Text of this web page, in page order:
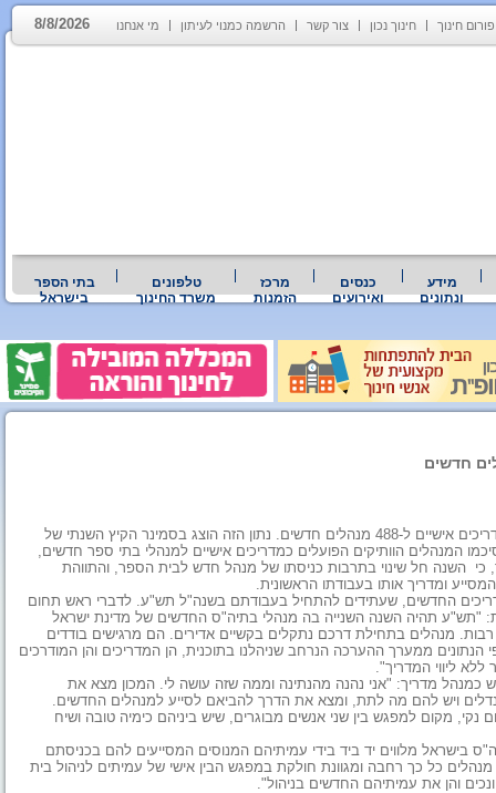
פורום חינוך חינוך נכון צור קשר הרשמה כמנוי לעיתון מי אנחנו 8/8/2026
מידע
ונתונים
כנסים
ואירועים
מרכז
הזמנות
טלפונים
משרד החינוך
בתי הספר
בישראל
287 מנהלי בתי"ס ותיקים ישמשו בשנת הלימודים הבאה, תש"ע, כמדריכים אישיים ל-488 מנהלים חדשים. נתון הזה הוצג בסמינר הקיץ השנתי של
המנהלים הוותיקים הפועלים כמדריכים אישיים למנהלי בתי ספר חדשים,
השנה חל שינוי בתרבות כניסתו של מנהל חדש לבית הספר, והתווהת
ומדריך אותו בעבודתו הראשונית.
החדשים, שעתידים להתחיל בעבודתם בשנה"ל תש"ע. לדברי ראש תחום
"תש"ע תהיה השנה השנייה בה מנהלי בתיה"ס החדשים של מדינת ישראל
מנהלים בתחילת דרכם נתקלים בקשיים אדירים. הם מרגישים בודדים
הנתונים ממערך ההערכה הנרחב שניהלנו בתוכנית, הן המדריכים והן המודרכים
ליווי המדריך".
כמנהל מדריך: "אני נהנה מהנתינה וממה שזה עושה לי. המכון מצא את
ויש להם מה לתת, ומצא את הדרך להביאם לסייע למנהלים החדשים.
נקי, מקום למפגש בין שני אנשים מבוגרים, שיש ביניהם כימיה טובה ושיח
בישראל מלווים יד ביד בידי עמיתיהם המנוסים המסייעים להם בכניסתם
כל כך רחבה ומגוונת חולקת במפגש הבין אישי של עמיתים לניהול בית
והן את עמיתיהם החדשים בניהול".